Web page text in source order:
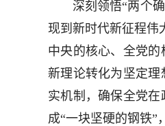
深刻领悟“两个确
现到新时代新征程伟
中央的核心、全党
新理论转化为坚定
实机制，确保全党
成“一块坚硬的钢铁”